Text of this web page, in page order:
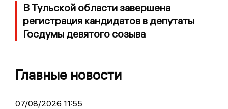
В Тульской области завершена
регистрация кандидатов в депутаты
Госдумы девятого созыва
Главные новости
07/08/2026 11:55